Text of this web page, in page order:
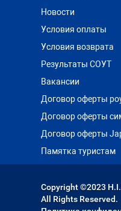
Новости
Условия оплаты
Условия возврата
Результаты СОУТ
Вакансии
Договор оферты
Договор оферты
Договор оферты
Памятка туристам
Copyright ©2023
All Rights Reserved.